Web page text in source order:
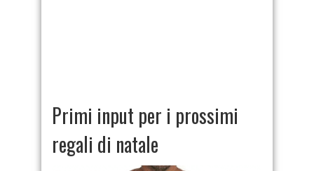
Primi input per i prossimi
regali di natale